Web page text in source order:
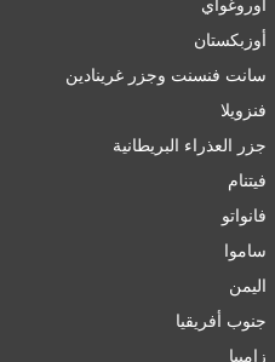
أوروغواي
أوزبكستان
سانت فنسنت وجزر غرينادين
فنزويلا
جزر العذراء البريطانية
فيتنام
فانواتو
ساموا
اليمن
جنوب أفريقيا
زامبيا